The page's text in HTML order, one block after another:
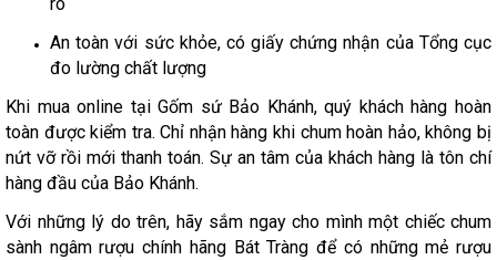
An toàn với sức khỏe, có giấy chứng nhận của Tổng cục
đo lường chất lượng
Khi mua online tại Gốm sứ Bảo Khánh, quý khách hàng hoàn
toàn được kiểm tra. Chỉ nhận hàng khi chum hoàn hảo, không bị
nứt vỡ rồi mới thanh toán. Sự an tâm của khách hàng là tôn chí
hàng đầu của Bảo Khánh.
Với những lý do trên, hãy sắm ngay cho mình một chiếc chum
sành ngâm rượu chính hãng Bát Tràng để có những mẻ rượu